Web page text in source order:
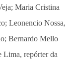
Maria Cristina
Leonencio Nossa,
Bernardo Mello
Lima, repórter da